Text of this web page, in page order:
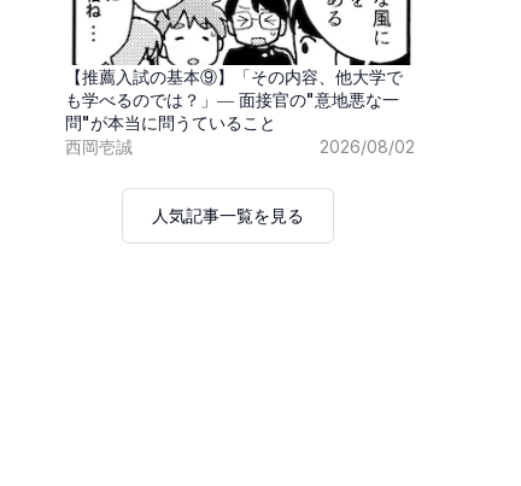
【推薦入試の基本⑨】「その内容、他大学で
も学べるのでは？」― 面接官の"意地悪な一
問"が本当に問うていること
西岡壱誠
2026/08/02
人気記事一覧を見る